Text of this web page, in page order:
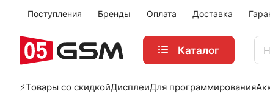
Поступления Бренды Оплата Доставка
Каталог
⚡️Товары со скидкойДисплеиДля программирования